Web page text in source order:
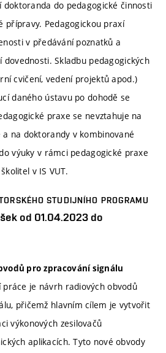
doktoranda do pedagogické činnosti
přípravy. Pedagogickou praxí
v předávání poznatků a
dovednosti. Skladbu pedagogických
cvičení, vedení projektů apod.)
daného ústavu po dohodě se
praxe se nevztahuje na
na doktorandy v kombinované
výuky v rámci pedagogické praxe
v IS VUT.
STUDIJNÍHO PROGRAMU
od 01.04.2023 do
pro zpracování signálu
je návrh radiových obvodů
přičemž hlavním cílem je vytvořit
výkonových zesilovačů
aplikacích. Tyto nové obvody